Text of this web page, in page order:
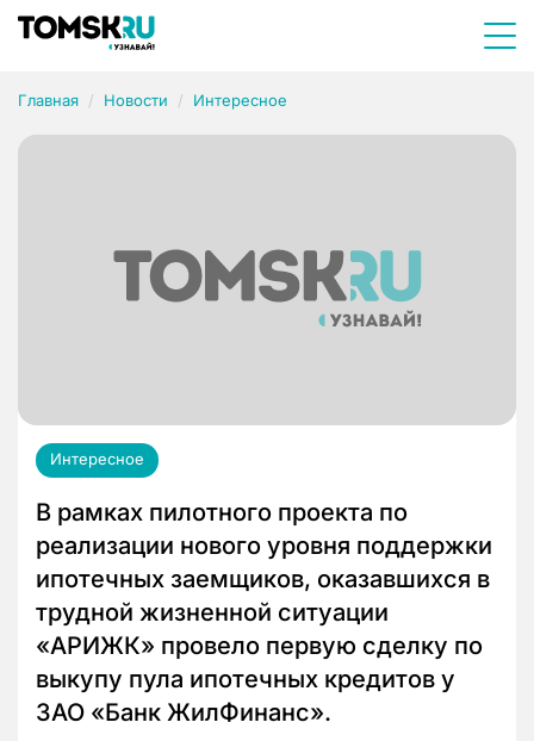
Главная Новости Интересное
Интересное
В рамках пилотного проекта по
реализации нового уровня поддержки
ипотечных заемщиков, оказавшихся в
трудной жизненной ситуации
«АРИЖК» провело первую сделку по
выкупу пула ипотечных кредитов у
ЗАО «Банк ЖилФинанс».